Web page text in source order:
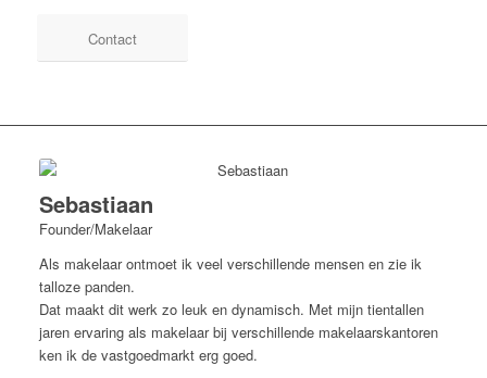
Contact
Sebastiaan
Founder/Makelaar
Als makelaar ontmoet ik veel verschillende mensen en zie ik
talloze panden.
Dat maakt dit werk zo leuk en dynamisch. Met mijn tientallen
jaren ervaring als makelaar bij verschillende makelaarskantoren
ken ik de vastgoedmarkt erg goed.